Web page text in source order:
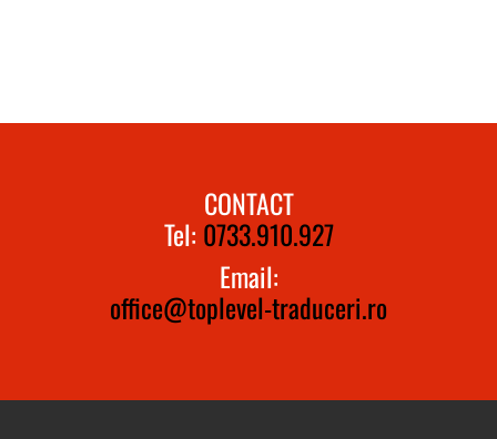
CONTACT
Tel: 0733.910.927
Email:
office@toplevel-traduceri.ro